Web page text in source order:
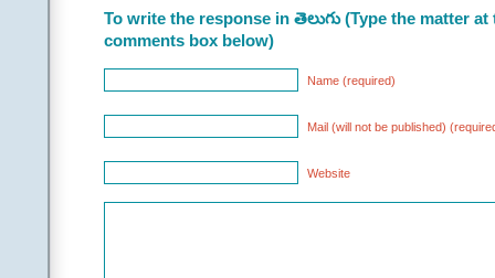
To write the response in తెలుగు (Type the matter
comments box below)
Name (required)
Mail (will not be published)
Website